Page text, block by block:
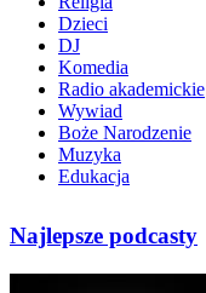
Dzieci
DJ
Komedia
Radio akademickie
Wywiad
Boże Narodzenie
Muzyka
Edukacja
Najlepsze podcasty